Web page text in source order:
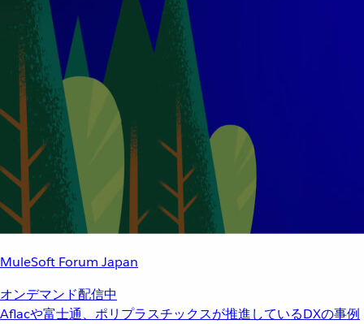
MuleSoft Forum Japan
オンデマンド配信中
Aflacや富士通、ポリプラスチックスが推進しているDXの事例